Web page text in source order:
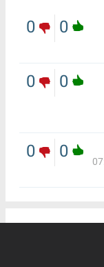
0
0
0
0
0
0